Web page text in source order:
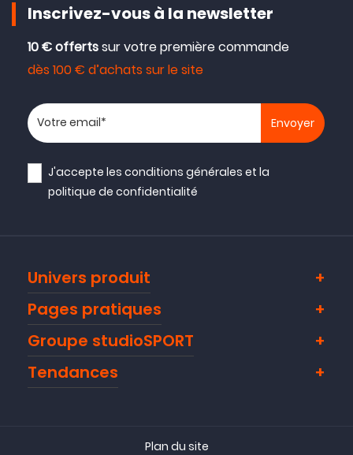
Inscrivez-vous à la newsletter
10 € offertssur votre première commande
dès 100 € d’achats sur le site
Votre adresse email
J'accepte lesconditions générales et la
politique de confidentialité
Univers produit
Pages pratiques
Groupe studioSPORT
Tendances
Plan du site